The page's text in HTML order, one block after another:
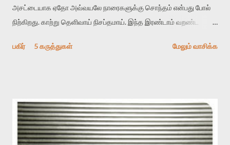
அசட்டையாக ஏதோ அவ்வயலே நாரைகளுக்கு சொந்தம் என்பது போல்
நிற்கிறது. காற்று தெளிவாய் நிசப்தமாய். இந்த இரண்டாம் வறண்ட
நிறுத்துமிடத்தில் டோனட்ஸ் மற்றும் காபியுடன் அமர்ந்துள்ளோம். நாம்
Best American Poetry 1999 ரூத் ஸ்டோன்: சிறுகுறிப்பு
பகிர் 5 கருத்துகள் மேலும் வாசிக்க